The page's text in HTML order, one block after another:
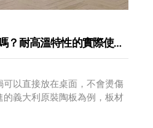
陶板餐桌放熱鍋會壞嗎？耐高溫特性的實際使用說明
以直接放在桌面，不會燙傷
義大利原裝陶板為例，板材